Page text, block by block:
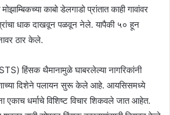
काबो डेलगाडो प्रांतात काही गावांवर
धाक दाखवून पळवून नेले. यापैकी ५० हून
ठार केले.
हिंसक थैमानामुळे घाबरलेल्या नागरिकांनी
दिशेने पलायन सुरू केले आहे. आयसिसमध्ये
एकाच धर्माचे विशिष्ट विचार शिकवले जात आहेत.